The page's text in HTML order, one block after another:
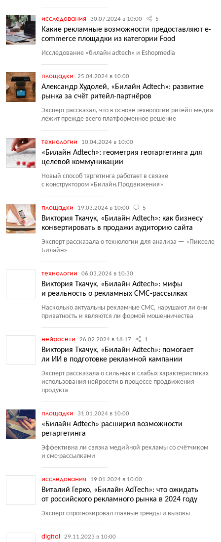
исследования 30.07.2024 в 10:00 5
Какие рекламные возможности предоставляют e-
commerce площадки из категории Food
Исследование «билайн adtech» и Eshopmedia
площадки 25.04.2024 в 10:00
Александр Худолей, «Билайн Adtech»: развитие
рынка за счёт ритейл-партнёров
Эксперт рассказал, что в основе технологии ритейл-медиа
лежит прежде всего платформенное решение
технологии 10.04.2024 в 10:00
«Билайн Adtech»: геометрия геотаргетинга для
целевой коммуникации
Новый способ таргетинга работает в связке
с конструктором «Билайн.Продвижения»
площадки 19.03.2024 в 10:00 5
Виктория Ткачук, «Билайн Adtech»: как бизнесу
конвертировать в продажи аудиторию сайта
Эксперт рассказала о технологии для анализа — «Пикселе
Билайн»
технологии 06.03.2024 в 10:30
Виктория Ткачук, «Билайн Adtech»: мифы
и реальность о рекламных СМС-рассылках
Насколько актуальны рекламные СМС, нарушают ли они
приватность и являются ли формой мошенничества
нейросети 26.02.2024 в 18:17 1
Виктория Ткачук, «Билайн Adtech»: помогает
ли ИИ в подготовке рекламной кампании
Эксперт рассказала о сильных и слабых характеристиках
использования нейросети в процессе продвижения
продукта
площадки 31.01.2024 в 10:00
«Билайн Adtech» расширил возможности
ретаргетинга
Эффективна ли связка медийной рекламы со счётчиком
и смс-рассылками
исследования 19.01.2024 в 10:00
Виталий Герко, «Билайн AdTech»: что ожидать
от российского рекламного рынка в 2024 году
Эксперт спрогнозировал главные тренды и вызовы
digital 29.11.2023 в 10:00